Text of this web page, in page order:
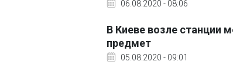
06.08.2020 - 08:06
В Киеве возле станции
предмет
05.08.2020 - 09:01